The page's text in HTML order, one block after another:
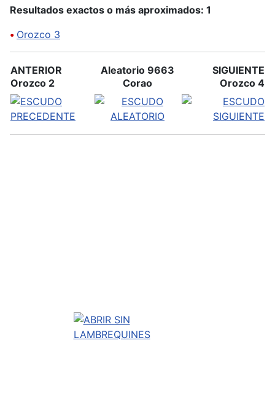
Resultados exactos o más aproximados: 1
• Orozco 3
ANTERIOR
Orozco 2
Aleatorio 9663
Corao
SIGUIENTE
Orozco 4